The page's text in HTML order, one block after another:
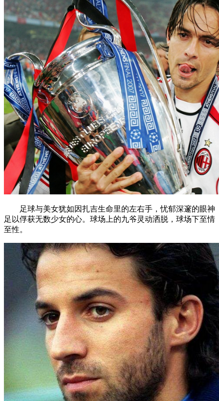
足球与美女犹如因扎吉生命里的左右手，忧郁深邃的眼神
足以俘获无数少女的心。球场上的九爷灵动洒脱，球场下至情
至性。